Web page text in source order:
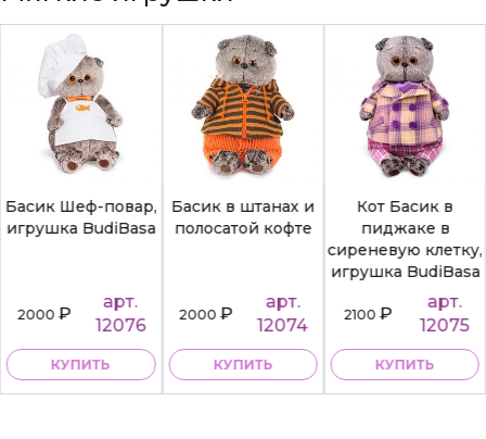
Басик Шеф-повар,
игрушка BudiBasa
2000₽
арт.
12076
КУПИТЬ
Басик в штанах и
полосатой кофте
2000₽
арт.
12074
КУПИТЬ
Кот Басик в
пиджаке в
сиреневую клетку,
игрушка BudiBasa
2100₽
арт.
12075
КУПИТЬ